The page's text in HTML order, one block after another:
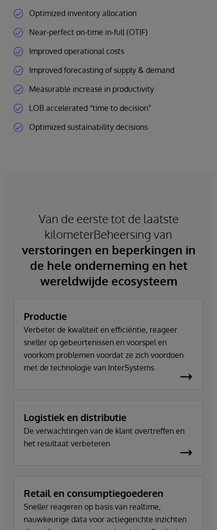
Optimized inventory allocation
Near-perfect on-time in-full (OTIF)
Improved operational costs
Improved forecasting of supply & demand
Measurable increase in productivity
LOB accelerated “time to decision”
Optimized sustainability decisions
Van de eerste tot de laatste
kilometerBeheersing van
verstoringen en beperkingen in
de hele onderneming en het
wereldwijde ecosysteem
Productie
Verbeter de kwaliteit en efficiëntie, reageer
sneller op gebeurtenissen en voorspel en
voorkom problemen voordat ze zich voordoen
met de technologie van InterSystems.
Logistiek en distributie
De verwachtingen van de klant overtreffen en
het resultaat verbeteren
Retail en consumptiegoederen
Sneller reageren op basis van realtime,
nauwkeurige data voor actiegerichte inzichten